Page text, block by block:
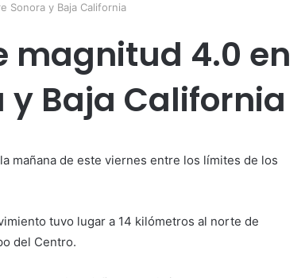
Sonora y Baja California
magnitud 4.0 en
Baja California
mañana de este viernes entre los límites de los
tuvo lugar a 14 kilómetros al norte de
del Centro.